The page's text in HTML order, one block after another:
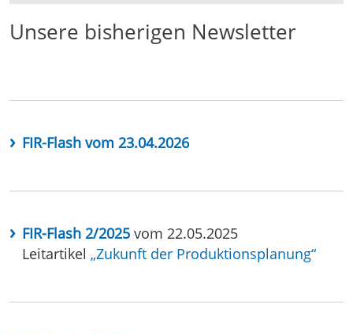
Unsere bisherigen Newsletter
FIR-Flash vom 23.04.2026
FIR-Flash 2/2025 vom 22.05.2025
Leitartikel „Zukunft der Produktionsplanung“